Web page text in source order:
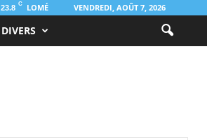
23.8 C LOMÉ VENDREDI, AOÛT 7, 2026
DIVERS